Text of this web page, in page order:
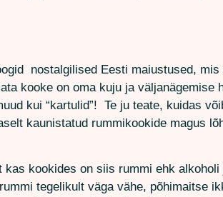
nostalgilised Eesti maiustused,
kooke on oma kuju ja
kui “kartulid”! Te ju teate, kuidas
kaunistatud rummikookide magus
kookides on siis rummi ehk
tegelikult väga vähe, põhimaitse